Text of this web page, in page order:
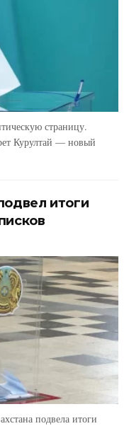
страницу.
Курултай — новый
итоги
подвела итоги